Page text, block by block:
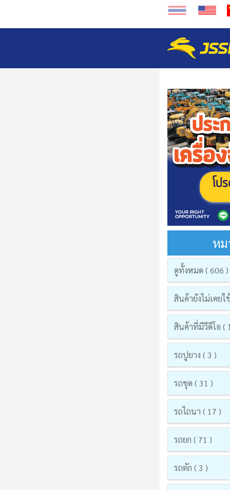
ห
ดูทั้งหมด ( 606 )
สินค้ายังไม่เคยใ
สินค้าที่มีวีดีโอ (
รถปูยาง ( 3 )
รถขุด ( 31 )
รถไถนา ( 17 )
รถยก ( 71 )
รถตัก ( 3 )